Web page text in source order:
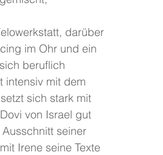
darüber
im Ohr und ein
beruflich
intensiv mit dem
sich stark mit
von Israel gut
seiner
Irene seine Texte